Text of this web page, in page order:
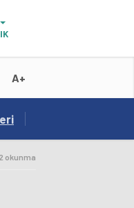
A+
Başkanı Kılca Yeni Projeleri
okunma